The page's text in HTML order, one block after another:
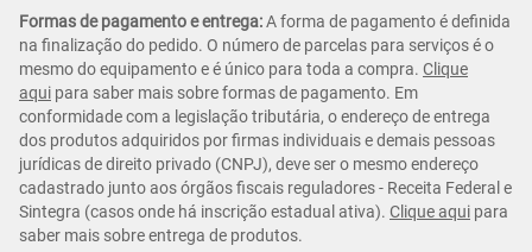
Formas de pagamento e entrega:A forma de pagamento é definida
na finalização do pedido. O número de parcelas para serviços é o
mesmo do equipamento e é único para toda a compra. Clique
aqui para saber mais sobre formas de pagamento. Em
conformidade com a legislação tributária, o endereço de entrega
dos produtos adquiridos por firmas individuais e demais pessoas
jurídicas de direito privado (CNPJ), deve ser o mesmo endereço
cadastrado junto aos órgãos fiscais reguladores - Receita Federal e
Sintegra (casos onde há inscrição estadual ativa). Clique aqui para
saber mais sobre entrega de produtos.